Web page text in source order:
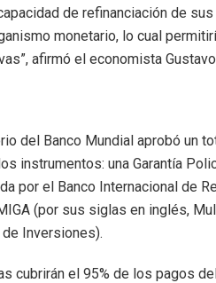
de refinanciación de
monetario, lo cual
afirmó el economista Gustavo
del Banco Mundial aprobó un
instrumentos: una Garantía
por el Banco Internacional de
(por sus siglas en inglés,
Inversiones).
cubrirán el 95% de los pagos